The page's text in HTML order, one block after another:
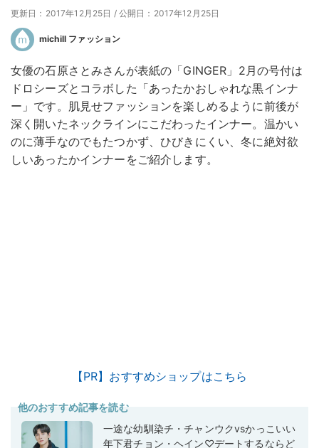
更新日：2017年12月25日 / 公開日：2017年12月25日
michill ファッション
女優の石原さとみさんが表紙の「GINGER」2月の号付は
ドロシーズとコラボした「あったかおしゃれな黒インナ
ー」です。肌見せファッションを楽しめるように前後が
深く開いたネックラインにこだわったインナー。温かい
のに薄手なのでもたつかず、ひびきにくい、冬に絶対欲
しいあったかインナーをご紹介します。
【PR】おすすめショップはこちら
他のおすすめ記事を読む
一途な幼馴染チ・チャンウクvsかっこいい
年下君チョン・ヘイン♡デートするならど